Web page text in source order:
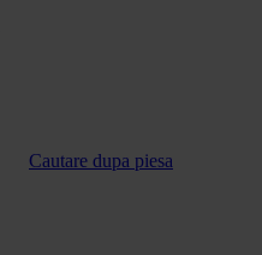
Cautare dupa piesa